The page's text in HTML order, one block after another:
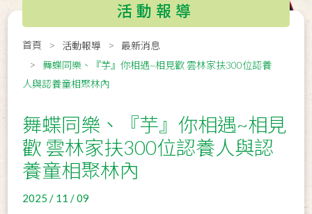
活動報導
首頁 活動報導
最新消息
舞蝶同樂、『芋』你相遇~相見歡 雲林家扶300位認養
人與認養童相聚林內
舞蝶同樂、『芋』你相遇~相見
歡 雲林家扶300位認養人與認
養童相聚林內
2025 / 11 / 09